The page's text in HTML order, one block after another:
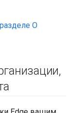
О
,